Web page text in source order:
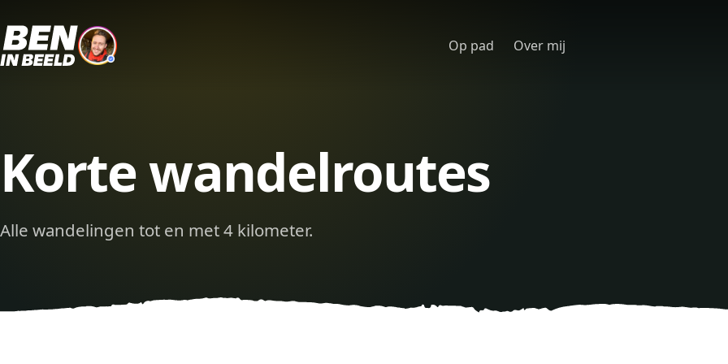
Op pad Over mij
Korte wandelroutes
Alle wandelingen tot en met 4 kilometer.